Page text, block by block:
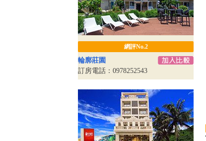
網評No.2
輪廓莊園
訂房電話：0978252543